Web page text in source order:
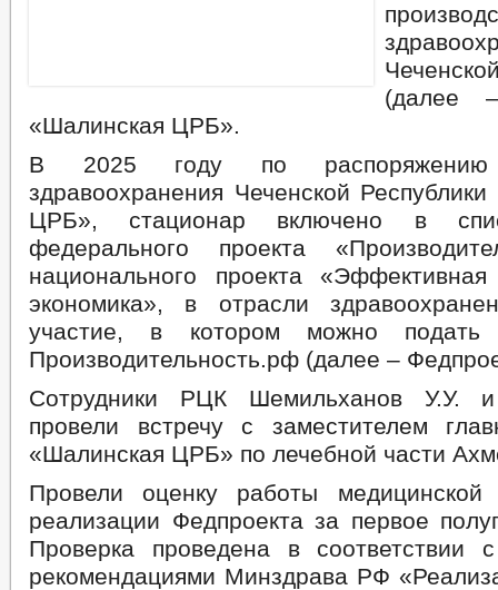
(далее
«Шалинская ЦРБ».
В 2025 году по распоряжению
здравоохранения Чеченской
ЦРБ», стационар включено в
федерального проекта
национального проекта
экономика», в отрасли
участие, в котором можно
Производительность.рф (далее –
Сотрудники РЦК Шемильханов У.У.
провели встречу с заместителем
«Шалинская ЦРБ» по лечебной части
Провели оценку работы медицинской
реализации Федпроекта за первое
Проверка проведена в соответствии
рекомендациями Минздрава РФ